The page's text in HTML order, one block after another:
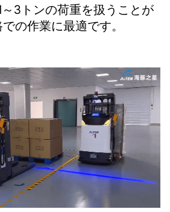
3トンの荷重を扱うことが
の作業に最適です。